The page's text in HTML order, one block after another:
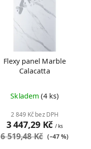
Flexy panel Marble
Calacatta
Skladem(4 ks)
2 849 Kč bez DPH
3 447,29 Kč / ks
6 519,48 Kč (–47 %)